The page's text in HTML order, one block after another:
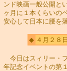
ンド映画一般公開と
ヶ月に１本くらいの
安心して日本に腰を
◆ ４月２８
今日はスィリー・
年記念イベントの第